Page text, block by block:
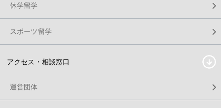
休学留学
スポーツ留学
アクセス・相談窓口
運営団体